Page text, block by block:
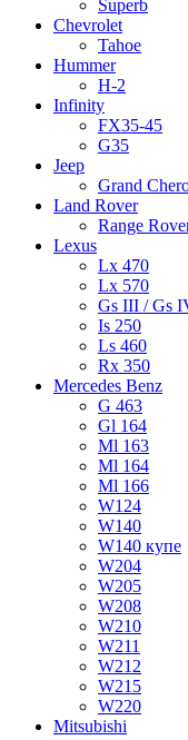
Superb
Chevrolet
Tahoe
Hummer
H-2
Infinity
FX35-45
G35
Jeep
Grand
Land Rover
Range
Lexus
Lx 470
Lx 570
Gs III / Gs
Is 250
Ls 460
Rx 350
Mercedes Benz
G 463
Gl 164
Ml 163
Ml 164
Ml 166
W124
W140
W140 купе
W204
W205
W208
W210
W211
W212
W215
W220
Mitsubishi